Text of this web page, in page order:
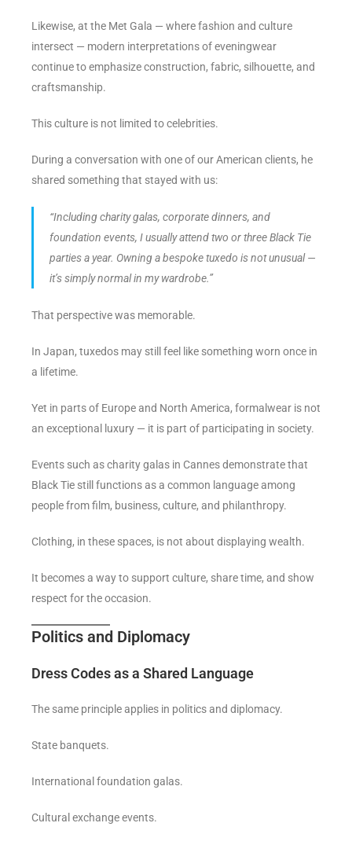
Likewise, at the Met Gala — where fashion and culture
intersect — modern interpretations of eveningwear
continue to emphasize construction, fabric, silhouette, and
craftsmanship.
This culture is not limited to celebrities.
During a conversation with one of our American clients, he
shared something that stayed with us:
“Including charity galas, corporate dinners, and
foundation events, I usually attend two or three Black Tie
parties a year. Owning a bespoke tuxedo is not unusual —
it’s simply normal in my wardrobe.”
That perspective was memorable.
In Japan, tuxedos may still feel like something worn once in
a lifetime.
Yet in parts of Europe and North America, formalwear is not
an exceptional luxury — it is part of participating in society.
Events such as charity galas in Cannes demonstrate that
Black Tie still functions as a common language among
people from film, business, culture, and philanthropy.
Clothing, in these spaces, is not about displaying wealth.
It becomes a way to support culture, share time, and show
respect for the occasion.
Politics and Diplomacy
Dress Codes as a Shared Language
The same principle applies in politics and diplomacy.
State banquets.
International foundation galas.
Cultural exchange events.